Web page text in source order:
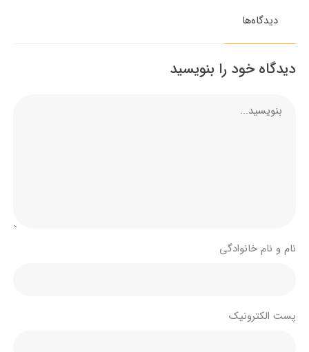
دیدگاه‌ها
دیدگاه خود را بنویسید
نام و نام خانوادگی
پست الکترونیک